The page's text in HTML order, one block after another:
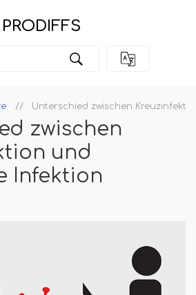
PRODIFFS
Unterschied zwischen
zwischen
und
Infektion